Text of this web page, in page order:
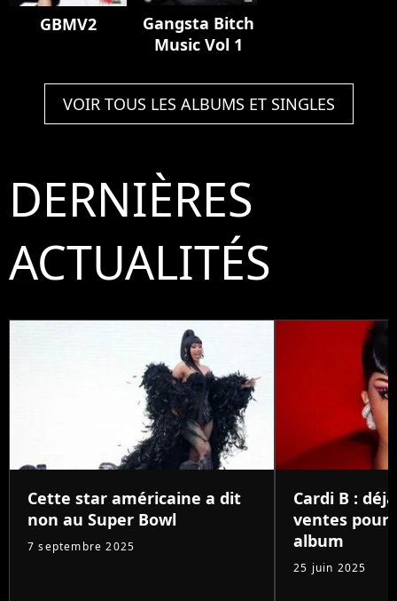
GBMV2
Gangsta Bitch
Music Vol 1
VOIR TOUS LES ALBUMS ET SINGLES
DERNIÈRES
ACTUALITÉS
Cette star américaine a dit
non au Super Bowl
7 septembre 2025
Cardi B :
ventes pour
album
25 juin 2025